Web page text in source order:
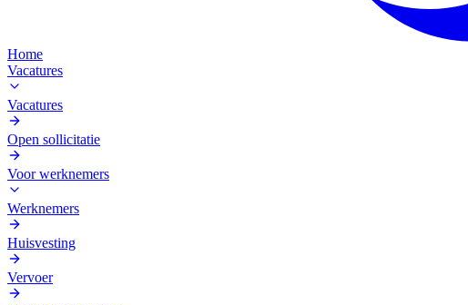
Home
Vacatures
Vacatures
Open sollicitatie
Voor werknemers
Werknemers
Huisvesting
Vervoer